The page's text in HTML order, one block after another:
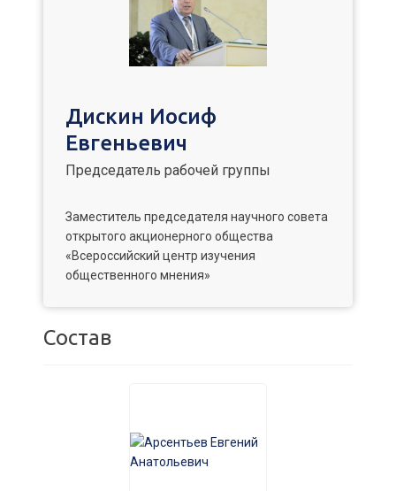
Дискин Иосиф
Евгеньевич
Председатель рабочей группы
Заместитель председателя научного совета
открытого акционерного общества
«Всероссийский центр изучения
общественного мнения»
Состав